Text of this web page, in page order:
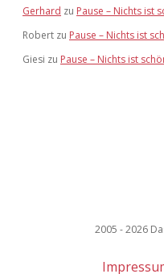
Gerhard zu Pause – Nichts ist
Robert zu Pause – Nichts ist
Giesi zu Pause – Nichts ist
2005 - 2026